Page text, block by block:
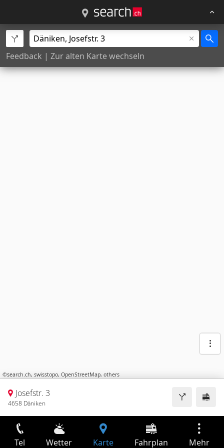
Feedback | Zur alten Karte wechseln
©search.ch, swisstopo, OpenStreetMap, others
Josefstr. 3
4658 Däniken
Tel Wetter Karte Fahrplan Mehr